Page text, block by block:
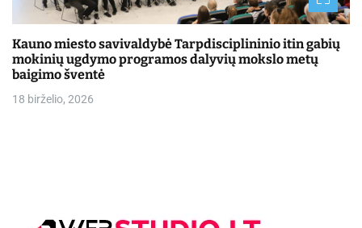
Kauno miesto savivaldybė Tarpdisciplininio itin gabių
mokinių ugdymo programos dalyvių mokslo metų
baigimo šventė
18 birželio, 2026